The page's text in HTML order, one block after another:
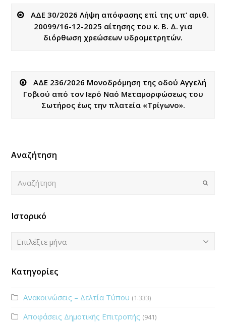
ΑΔΕ 30/2026 Λήψη απόφασης επί της υπ’ αριθ.
20099/16-12-2025 αίτησης του κ. Β. Δ. για
διόρθωση χρεώσεων υδρομετρητών.
ΑΔΕ 236/2026 Μονοδρόμηση της οδού Αγγελή
Γοβιού από τον Ιερό Ναό Μεταμορφώσεως του
Σωτήρος έως την πλατεία «Τρίγωνο».
Αναζήτηση
Submit
Ιστορικό
Ιστορικό
Επιλέξτε μήνα
Κατηγορίες
Ανακοινώσεις – Δελτία Τύπου (1.333)
Αποφάσεις Δημοτικής Επιτροπής (941)